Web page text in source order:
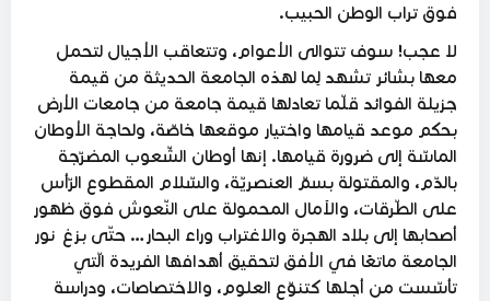
فوق تراب الوطن الحبيب.
لا عجب! سوف تتوالى الأعوام، وتتعاقب الأجيال لتحمل
معها بشائر تشهد لِما لهذه الجامعة الحديثة من قيمة
جزيلة الفوائد قلّما تعادلها قيمة جامعة من جامعات الأرض
بحكم موعد قيامها واختيار موقعها خاصّة، ولحاجة الأوطان
الماسّة إلى ضرورة قيامها. إنها أوطان الشّعوب المضرّجة
بالدّم، والمقتولة بسمّ العنصريّة، والسّلام المقطوع الرّأس
على الطّرقات، والآمال المحمولة على النّعوش فوق ظهور
أصحابها إلى بلاد الهجرة والاغتراب وراء البحار… حتّى بزغ نور
الجامعة ماتعًا في الأفق لتحقيق أهدافها الفريدة الّتي
تأسّست من أجلها كتنوّع العلوم، والاختصاصات، ودراسة